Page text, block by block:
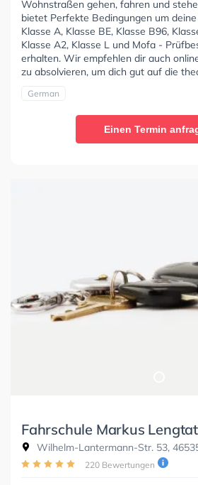
Wohnstraßen gehen, fahren und
bietet Perfekte Bedingungen um
Klasse A, Klasse BE, Klasse B96,
Klasse A2, Klasse L und Mofa -
erhalten. Wir empfehlen dir auch
zu absolvieren, um dich gut auf die
German
Einen Termin
Fahrschule Markus Lengtat
Wilhelm-Lantermann-Str. 53,
220 Bewertungen